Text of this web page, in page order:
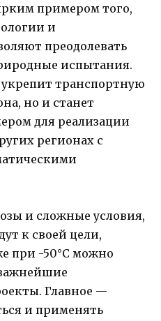
примером того,
и
преодолевать
испытания.
укрепит транспортную
но и станет
для реализации
регионах с
и сложные условия,
к своей цели,
при -50°C можно
Главное —
и применять